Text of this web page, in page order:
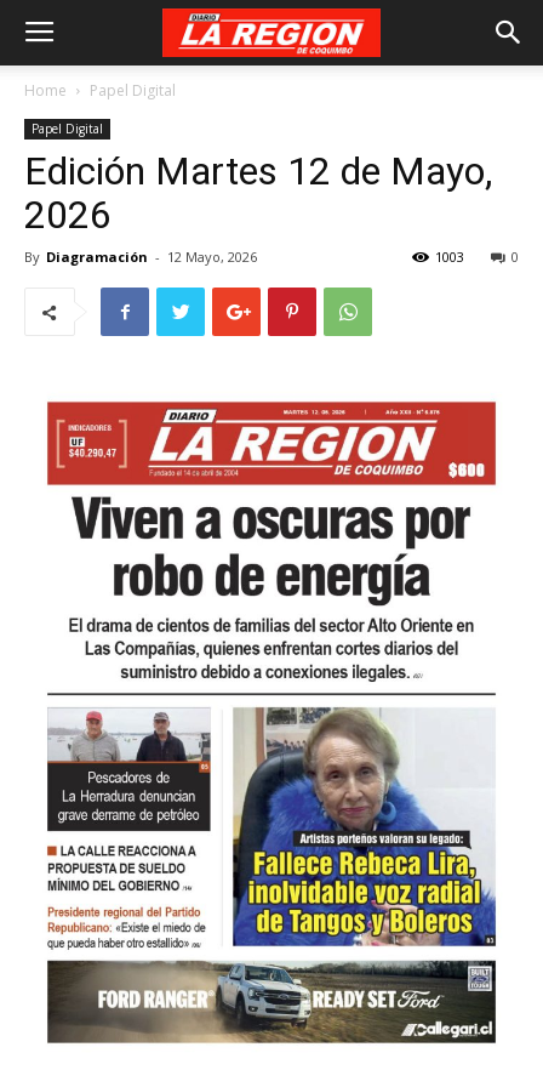
Home Papel Digital
Papel Digital
Edición Martes 12 de Mayo,
2026
By Diagramación - 12 Mayo, 2026 0
1003